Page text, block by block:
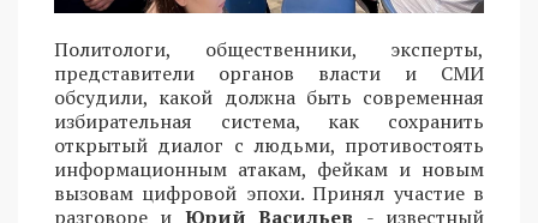
Политологи, общественники, эксперты,
представители органов власти и СМИ
обсудили, какой должна быть современная
избирательная система, как сохранить
открытый диалог с людьми, противостоять
информационным атакам, фейкам и новым
вызовам цифровой эпохи. Принял участие в
разговоре и Юрий Васильев - известный